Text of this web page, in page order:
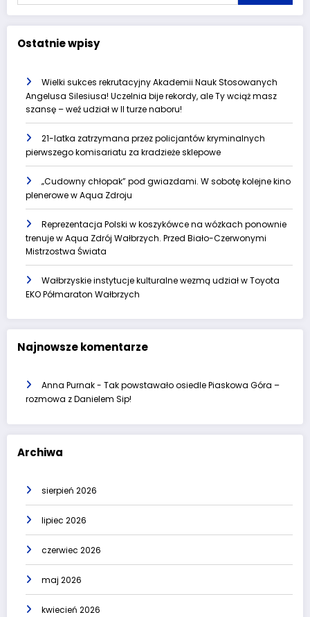
Ostatnie wpisy
Wielki sukces rekrutacyjny Akademii Nauk Stosowanych
Angelusa Silesiusa! Uczelnia bije rekordy, ale Ty wciąż masz
szansę – weź udział w II turze naboru!
21-latka zatrzymana przez policjantów kryminalnych
pierwszego komisariatu za kradzieże sklepowe
„Cudowny chłopak” pod gwiazdami. W sobotę kolejne kino
plenerowe w Aqua Zdroju
Reprezentacja Polski w koszykówce na wózkach ponownie
trenuje w Aqua Zdrój Wałbrzych. Przed Biało-Czerwonymi
Mistrzostwa Świata
Wałbrzyskie instytucje kulturalne wezmą udział w Toyota
EKO Półmaraton Wałbrzych
Najnowsze komentarze
Anna Purnak- Tak powstawało osiedle Piaskowa Góra –
rozmowa z Danielem Sip!
Archiwa
sierpień 2026
lipiec 2026
czerwiec 2026
maj 2026
kwiecień 2026